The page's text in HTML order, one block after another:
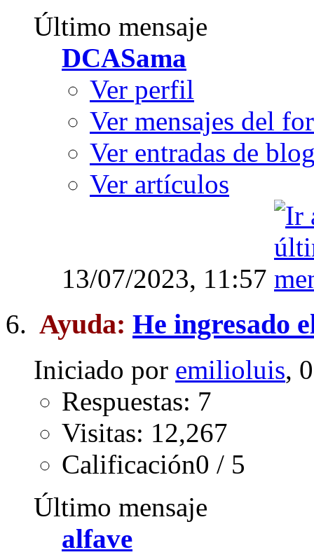
Último mensaje
DCASama
Ver perfil
Ver mensajes del
Ver entradas de
Ver artículos
13/07/2023, 11:57
Ayuda: He ingresado
Iniciado por emilioluis,
Respuestas: 7
Visitas: 12,267
Calificación0 / 5
Último mensaje
alfave